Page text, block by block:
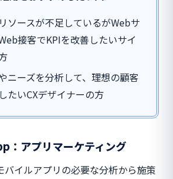
ソースが不足しているがWebサ
接客でKPIを改善したいサイ
ニーズを分析して、理想の顧客
たいCXデザイナーの方
：アプリマーケティング
バイルアプリの必要な分析から施策